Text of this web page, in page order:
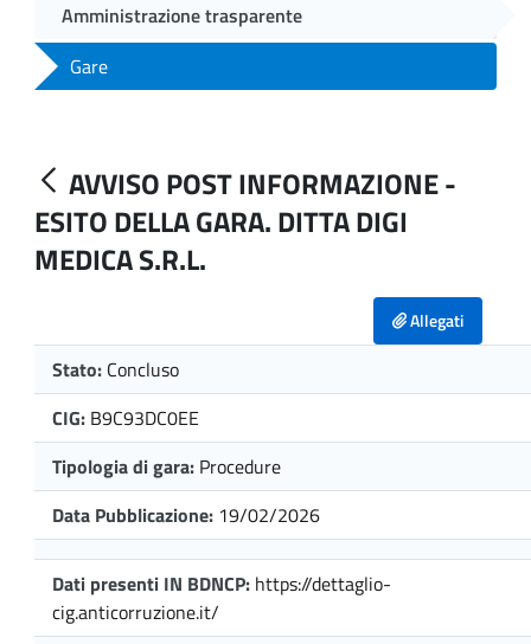
Amministrazione trasparente
Gare
AVVISO POST INFORMAZIONE -
ESITO DELLA GARA. DITTA DIGI
MEDICA S.R.L.
Allegati
Stato: Concluso
CIG: B9C93DC0EE
Tipologia di gara: Procedure
Data Pubblicazione: 19/02/2026
Dati presenti IN BDNCP: https://dettaglio-
cig.anticorruzione.it/